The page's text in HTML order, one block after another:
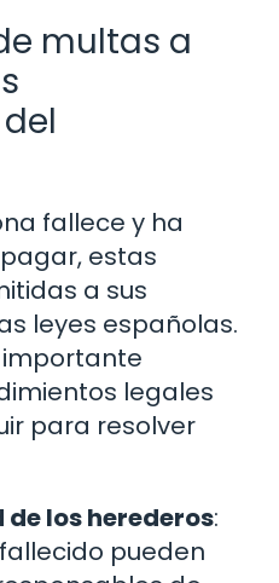
multas a
fallece y ha
estas
a sus
leyes españolas.
importante
legales
para resolver
los herederos:
pueden